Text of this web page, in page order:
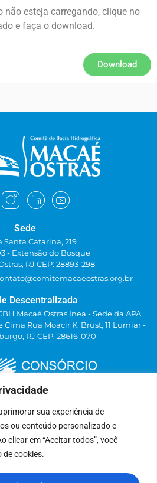
sua experiência de
ou conteúdo personalizado e
clicar em “Aceitar todos”, você
de cookies.
não esteja carregando, clique no
e faça o download.
Download
Sede
Santa Catarina, 219
- Extensão do Bosque
RJ CEP: 28893-298
Descentralizada
Macaé Ostras Inea - Sede da APA
Rua Moacir K. Brust, 11 Lumiar -
RJ CEP: 28616-070
(CILSJ)
n° 01, Lote 01, Quadra 11
Jardins de São Pedro